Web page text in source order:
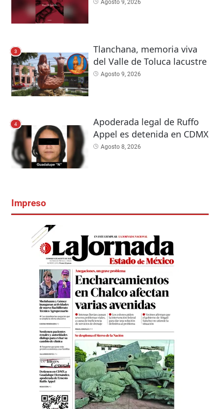
Agosto 9, 2026
3
Tlanchana, memoria viva
del Valle de Toluca lacustre
Agosto 9, 2026
4
Apoderada legal de Ruffo
Appel es detenida en CDMX
Agosto 8, 2026
Impreso